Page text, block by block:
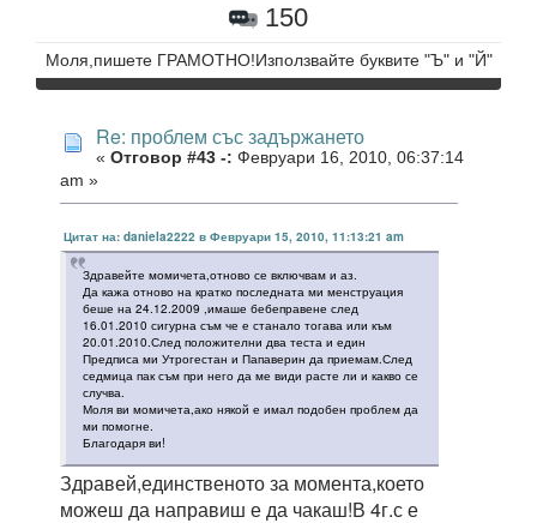
150
Моля,пишете ГРАМОТНО!Използвайте буквите "Ъ" и "Й"
Re: проблем със задържането
« Отговор #43 -: Февруари 16, 2010, 06:37:14
am »
Цитат на: daniela2222 в Февруари 15, 2010, 11:13:21 am
Здравейте момичета,отново се включвам и аз.
Да кажа отново на кратко последната ми менструация
беше на 24.12.2009 ,имаше бебеправене след
16.01.2010 сигурна съм че е станало тогава или към
20.01.2010.След положителни два теста и един
Предписа ми Утрогестан и Папаверин да приемам.След
седмица пак съм при него да ме види расте ли и какво се
случва.
Моля ви момичета,ако някой е имал подобен проблем да
ми помогне.
Благодаря ви!
Здравей,единственото за момента,което
можеш да направиш е да чакаш!В 4г.с е